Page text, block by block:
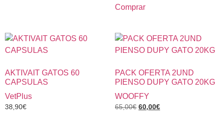
Comprar
AKTIVAIT GATOS 60
CAPSULAS
VetPlus
38,90€
PACK OFERTA 2UND
PIENSO DUPY GATO 20KG
WOOFFY
65,00€ 60,00€